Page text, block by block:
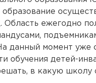
ежегодно
данный момент уже
обучения детей-
в какую школу